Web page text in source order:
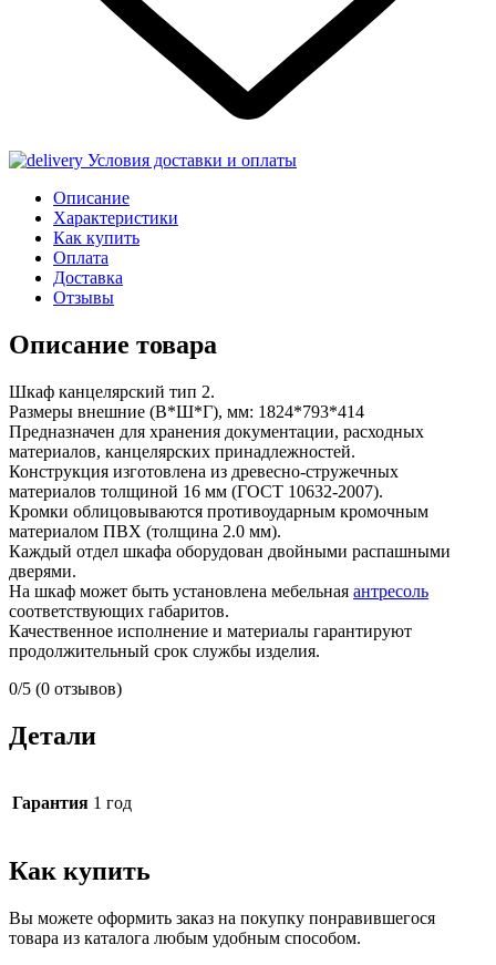
Условия доставки и оплаты
Описание
Характеристики
Как купить
Оплата
Доставка
Отзывы
Описание товара
Шкаф канцелярский тип 2.
Размеры внешние (В*Ш*Г), мм: 1824*793*414
Предназначен для хранения документации, расходных
материалов, канцелярских принадлежностей.
Конструкция изготовлена из древесно-стружечных
материалов толщиной 16 мм (ГОСТ 10632-2007).
Кромки облицовываются противоударным кромочным
материалом ПВХ (толщина 2.0 мм).
Каждый отдел шкафа оборудован двойными распашными
дверями.
На шкаф может быть установлена мебельная антресоль
соответствующих габаритов.
Качественное исполнение и материалы гарантируют
продолжительный срок службы изделия.
0/5 (0 отзывов)
Детали
Гарантия 1 год
Как купить
Вы можете оформить заказ на покупку понравившегося
товара из каталога любым удобным способом.